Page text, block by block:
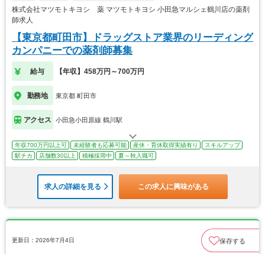
株式会社マツモトキヨシ 薬 マツモトキヨシ 小田急マルシェ鶴川店の薬剤
師求人
【東京都町田市】ドラッグストア業界のリーディング
カンパニーでの薬剤師募集
給与 【年収】458万円～700万円
勤務地 東京都 町田市
アクセス 小田急小田原線 鶴川駅
年収700万円以上可 未経験者も応募可能 産休・育休取得実績有り
スキルアップ
駅チカ
店舗数30以上 積極採用中 夏～秋入職可
求人の詳細を見る この求人に興味がある
更新日：2026年7月4日 保存する